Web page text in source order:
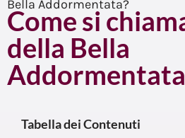
Bella Addormentata?
Come si
della Bella
Tabella dei Contenuti